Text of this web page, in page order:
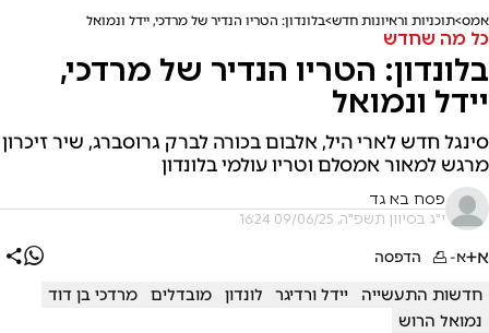
אמס תוכניות וראיונות חדש בלונדון: הטריו הנדיר של מרדכי, יידל ונמואל
כל מה שחדש
בלונדון: הטריו הנדיר של מרדכי,
יידל ונמואל
סינגל חדש לארי היל, אלבום בכורה לברק גרוסברג, שיר זיכרון
מרגש למאור אמסלם וטריו עולמי בלונדון
פסח בא גד
י"ג בסיוון תשפ"ה, 09/06/25 16:24
א+א- הדפסה
חדשות התעשייה יידל ורדיגר לונדון מובדלים
מרדכי בן דוד
נמואל הרוש